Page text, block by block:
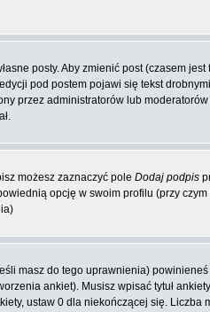
posty. Aby zmienić post (czasem
pod postem pojawi się tekst
przez administratorów lub
możesz zaznaczyć pole Dodaj podpis
opcję w swoim profilu (przy
masz do tego uprawnienia)
ankiet). Musisz wpisać tytuł
ustaw 0 dla niekończącej się. Liczba